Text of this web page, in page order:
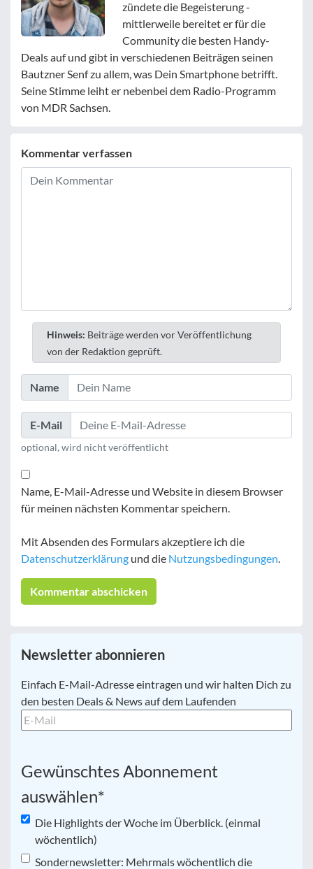
zündete die Begeisterung -
mittlerweile bereitet er für die
Community die besten Handy-
Deals auf und gibt in verschiedenen Beiträgen seinen
Bautzner Senf zu allem, was Dein Smartphone betrifft.
Seine Stimme leiht er nebenbei dem Radio-Programm
von MDR Sachsen.
Kommentar verfassen
Hinweis: Beiträge werden vor Veröffentlichung
von der Redaktion geprüft.
Name
E-Mail
optional, wird nicht veröffentlicht
Name, E-Mail-Adresse und Website in diesem Browser
für meinen nächsten Kommentar speichern.
Mit Absenden des Formulars akzeptiere ich die
Datenschutzerklärung und die Nutzungsbedingungen.
Newsletter abonnieren
E-
Mail *
Einfach E-Mail-Adresse eintragen und wir halten Dich zu
den besten Deals & News auf dem Laufenden
Gewünschtes Abonnement
auswählen*
Die Highlights der Woche im Überblick. (einmal
wöchentlich)
Sondernewsletter: Mehrmals wöchentlich die